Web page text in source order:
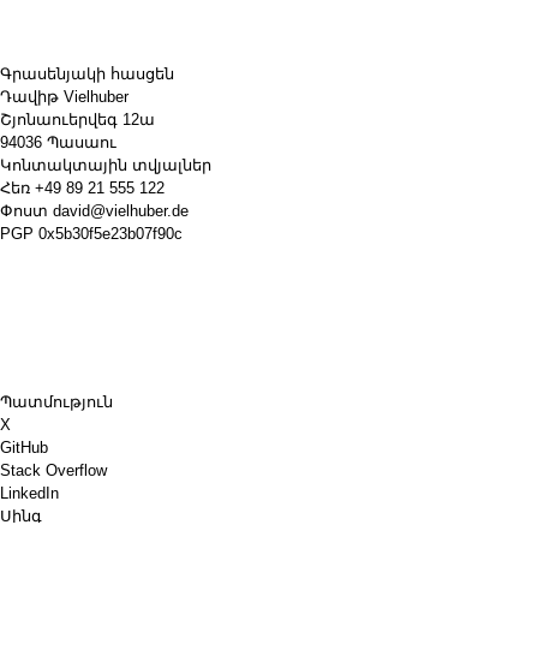
Գրասենյակի հասցեն
Դավիթ Vielhuber
Շյոնաուերվեգ 12ա
94036 Պասաու
Կոնտակտային տվյալներ
Հեռ +49 89 21 555 122
Փոստ david@vielhuber.de
PGP 0x5b30f5e23b07f90c
Պատմություն
X
GitHub
Stack Overflow
LinkedIn
Սինգ